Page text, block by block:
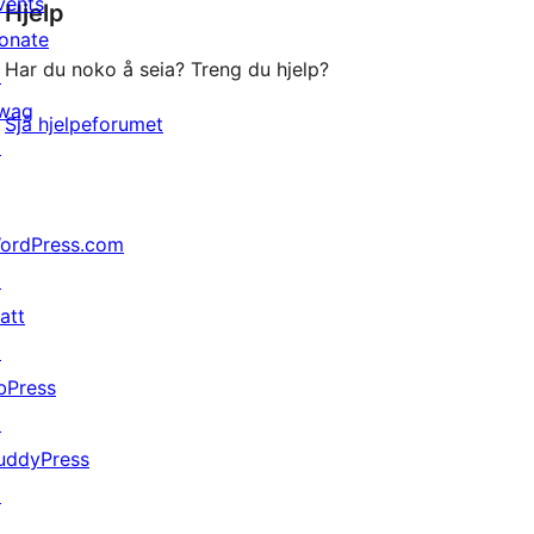
reviews
Hjelp
Har du noko å seia? Treng du hjelp?
Sjå hjelpeforumet